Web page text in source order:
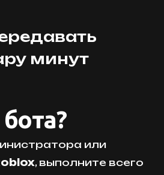
минут
или
, выполните всего